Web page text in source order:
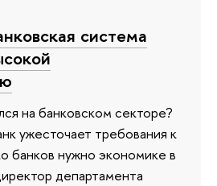
система
на банковском секторе?
ужесточает требования к
банков нужно экономике в
департамента